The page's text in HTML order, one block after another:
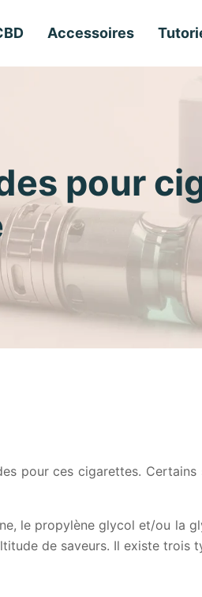
Accessoires
pour
pour ces cigarettes. Certains
le propylène glycol et/ou la
de saveurs. Il existe trois